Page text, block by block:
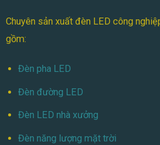
Cần
Chuyên sản xuất đèn LED công
gồm:
Đèn pha LED
Đèn đường LED
Đèn LED nhà xưởng
Đèn năng lượng mặt trời